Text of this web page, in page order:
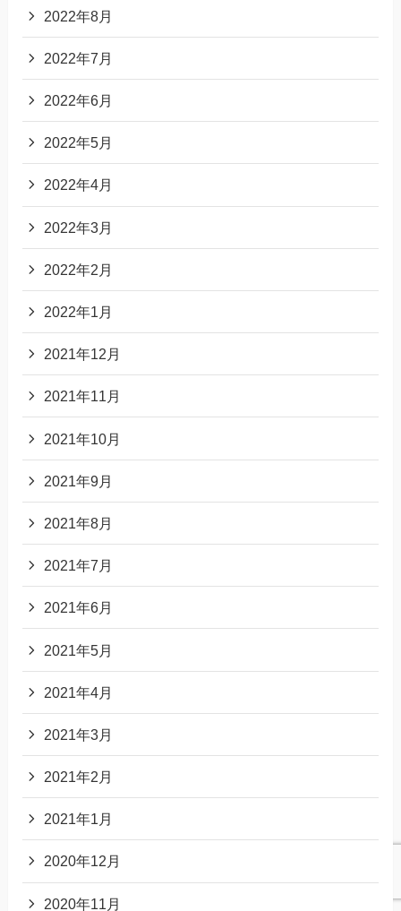
2022年8月
2022年7月
2022年6月
2022年5月
2022年4月
2022年3月
2022年2月
2022年1月
2021年12月
2021年11月
2021年10月
2021年9月
2021年8月
2021年7月
2021年6月
2021年5月
2021年4月
2021年3月
2021年2月
2021年1月
2020年12月
2020年11月